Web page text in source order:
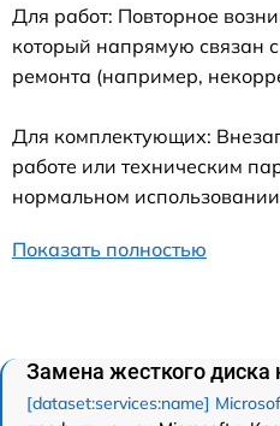
Для работ: Повторное
который напрямую связан
ремонта (например,
Для комплектующих:
работе или техническим
нормальном
Показать полностью
Замена жесткого диска
[dataset:services:name]